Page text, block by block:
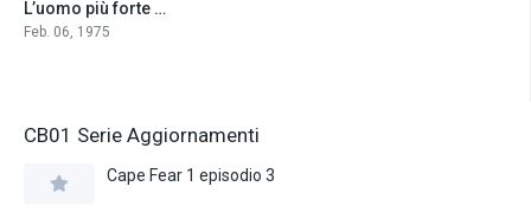
6.1
L’uomo più forte del mondo (1975)
Feb. 06, 1975
CB01 Serie Aggiornamenti
Cape Fear 1 episodio 3